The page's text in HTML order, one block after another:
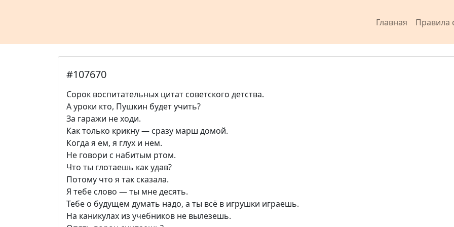
Главная Правила
#107670
Сорок воспитательных цитат советского детства.
А уроки кто, Пушкин будет учить?
За гаражи не ходи.
Как только крикну — сразу марш домой.
Когда я ем, я глух и нем.
Не говори с набитым ртом.
Что ты глотаешь как удав?
Потому что я так сказала.
Я тебе слово — ты мне десять.
Тебе о будущем думать надо, а ты всё в игрушки играешь.
На каникулах из учебников не вылезешь.